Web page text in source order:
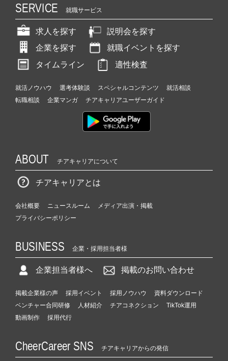
SERVICE 就職サービス
求人を探す
説明会を探す
企業を探す
就職イベントを探す
タイムライン
適性検査
就活ノウハウ 選考体験談 スペシャルコンテンツ
就活相談
転職相談
企業マンガ チアキャリアユーザーガイド
ABOUT チアキャリアについて
チアキャリアとは
会社概要 ニュースルーム
メディア出演・掲載
プライバシーポリシー
BUSINESS 企業・採用担当者様
企業担当者様へ 掲載のお問い合わせ
掲載企業様の声 採用イベント 採用ノウハウ
資料ダウンロード
ベンチャー合同研修
人材紹介 チアコネクション
TikTok運用
動画制作
採用代行
CheerCareer SNS チアキャリアからの発信